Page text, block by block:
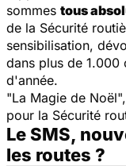
sommes tous
de la Sécurité
sensibilisation,
dans plus de 1.000
d'année.
"La Magie de Noël
pour la Sécurité
Le SMS,
les routes ?